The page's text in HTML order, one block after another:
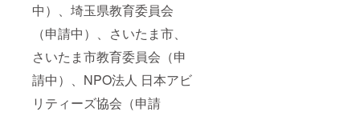
中）、埼玉県教育委員会
（申請中）、さいたま市、
さいたま市教育委員会（申
請中）、NPO法人 日本アビ
リティーズ協会（申請